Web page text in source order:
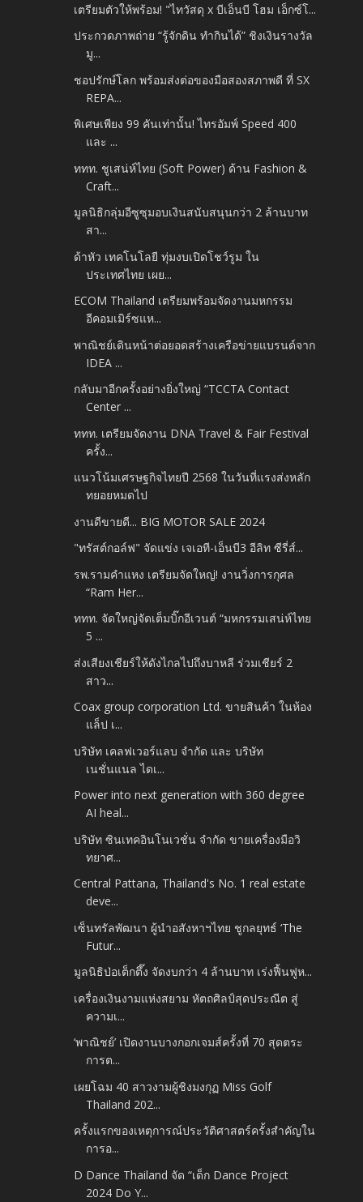
เตรียมตัวให้พร้อม! "ไทวัสดุ x บีเอ็นบี โฮม เอ็กซ์โ...
ประกวดภาพถ่าย “รู้จักดิน ทำกินได้” ชิงเงินรางวัล
มู...
ชอปรักษ์โลก พร้อมส่งต่อของมือสองสภาพดี ที่ SX
REPA...
พิเศษเพียง 99 คันเท่านั้น! ไทรอัมพ์ Speed 400
และ ...
ททท. ชูเสน่ห์ไทย (Soft Power) ด้าน Fashion &
Craft...
มูลนิธิกลุ่มอีซูซุมอบเงินสนับสนุนกว่า 2 ล้านบาท
สา...
ด้าหัว เทคโนโลยี ทุ่มงบเปิดโชว์รูม ใน
ประเทศไทย เผย...
ECOM Thailand เตรียมพร้อมจัดงานมหกรรม
อีคอมเมิร์ซแห...
พาณิชย์เดินหน้าต่อยอดสร้างเครือข่ายแบรนด์จาก
IDEA ...
กลับมาอีกครั้งอย่างยิ่งใหญ่ “TCCTA Contact
Center ...
ททท. เตรียมจัดงาน DNA Travel & Fair Festival
ครั้ง...
แนวโน้มเศรษฐกิจไทยปี 2568 ในวันที่แรงส่งหลัก
ทยอยหมดไป
งานดีขายดี... BIG MOTOR SALE 2024
"ทรัสต์กอล์ฟ" จัดแข่ง เจเอที-เอ็นบี3 อีลิท ซีรี่ส์...
รพ.รามคำแหง เตรียมจัดใหญ่! งานวิ่งการกุศล
“Ram Her...
ททท. จัดใหญ่จัดเต็มบิ๊กอีเวนต์ “มหกรรมเสน่ห์ไทย
5 ...
ส่งเสียงเชียร์ให้ดังไกลไปถึงบาหลี ร่วมเชียร์ 2
สาว...
Coax group corporation Ltd. ขายสินค้า ในห้อง
แล็ป เ...
บริษัท เคลฟเวอร์แลบ จำกัด และ บริษัท
เนชั่นแนล ไดเ...
Power into next generation with 360 degree
AI heal...
บริษัท ซินเทคอินโนเวชั่น จำกัด ขายเครื่องมือวิ
ทยาศ...
Central Pattana, Thailand's No. 1 real estate
deve...
เซ็นทรัลพัฒนา ผู้นำอสังหาฯไทย ชูกลยุทธ์ ‘The
Futur...
มูลนิธิป่อเต็กตึ๊ง จัดงบกว่า 4 ล้านบาท เร่งฟื้นฟูห...
เครื่องเงินงามแห่งสยาม หัตถศิลป์สุดประณีต สู่
ความเ...
‘พาณิชย์’ เปิดงานบางกอกเจมส์ครั้งที่ 70 สุดตระ
การต...
เผยโฉม 40 สาวงามผู้ชิงมงกุฏ Miss Golf
Thailand 202...
ครั้งแรกของเหตุการณ์ประวัติศาสตร์ครั้งสำคัญใน
การอ...
D Dance Thailand จัด “เด็ก Dance Project
2024 Do Y...